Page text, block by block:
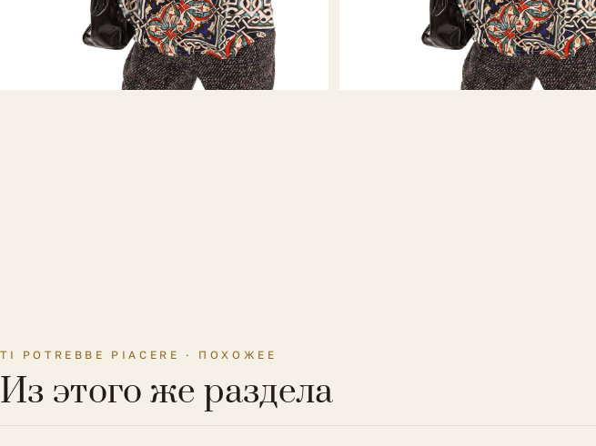
TI POTREBBE PIACERE · ПОХОЖЕЕ
Из этого же раздела